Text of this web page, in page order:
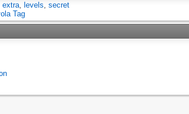
extra, levels, secret
Tag